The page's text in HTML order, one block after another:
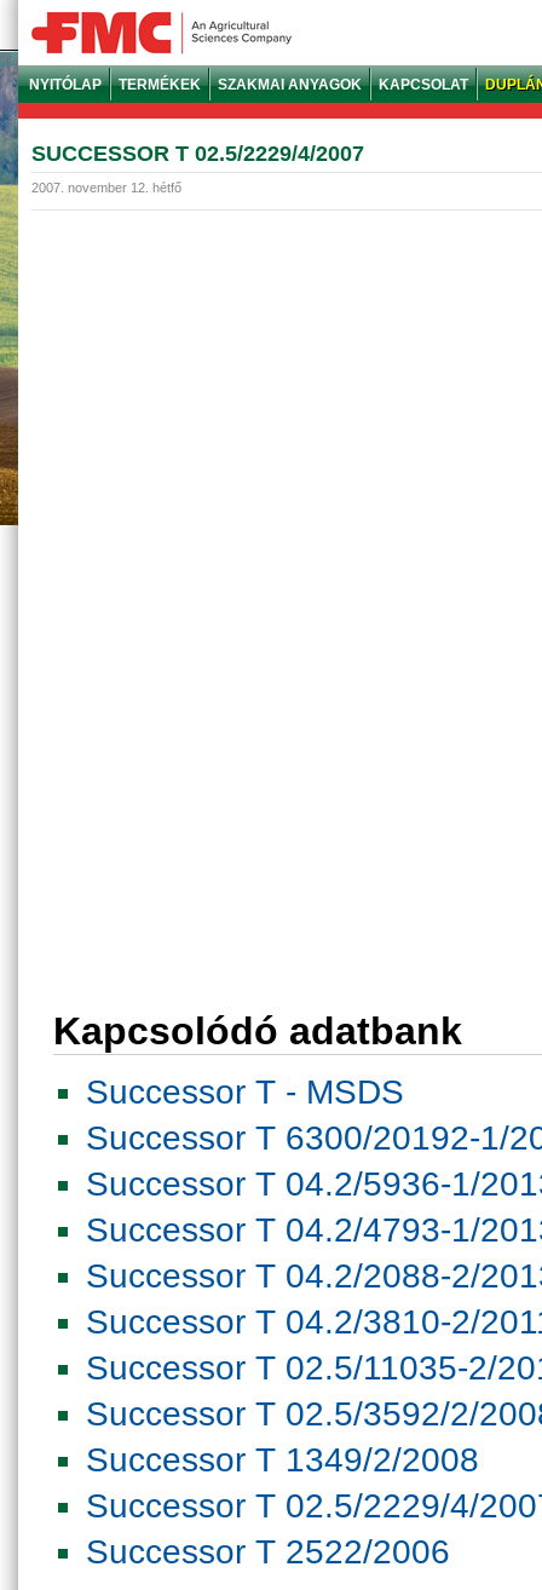
NYITÓLAP TERMÉKEK SZAKMAI ANYAGOK KAPCSOLAT
SUCCESSOR T 02.5/2229/4/2007
2007. november 12. hétfő
Kapcsolódó adatbank
Successor T - MSDS
Successor T 6300/20192-1/
Successor T 04.2/5936-1/
Successor T 04.2/4793-1/
Successor T 04.2/2088-2/
Successor T 04.2/3810-2/
Successor T 02.5/11035-2/
Successor T 02.5/3592/2/
Successor T 1349/2/2008
Successor T 02.5/2229/4/
Successor T 2522/2006